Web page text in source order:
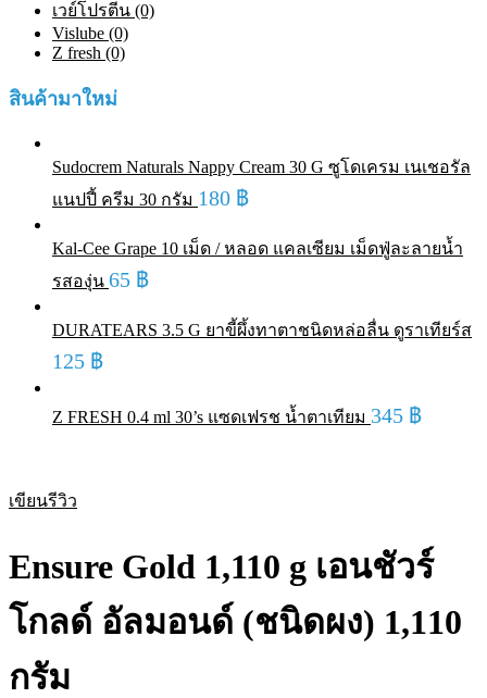
เวย์โปรตีน (0)
Vislube (0)
Z fresh (0)
สินค้ามาใหม่
Sudocrem Naturals Nappy Cream 30 G ซูโดเครม เนเชอรัล
แนปปี้ ครีม 30 กรัม 180 ฿
Kal-Cee Grape 10 เม็ด / หลอด แคลเซียม เม็ดฟู่ละลายน้ำ
รสองุ่น 65 ฿
DURATEARS 3.5 G ยาขี้ผึ้งทาตาชนิดหล่อลื่น ดูราเทียร์ส
125 ฿
Z FRESH 0.4 ml 30’s แซดเฟรช น้ำตาเทียม 345 ฿
เขียนรีวิว
Ensure Gold 1,110 g เอนชัวร์
โกลด์ อัลมอนด์ (ชนิดผง) 1,110
กรัม